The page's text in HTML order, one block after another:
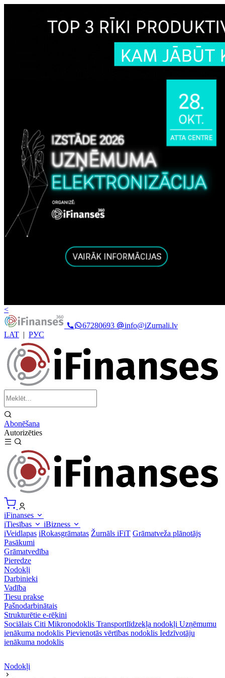
<
67280693
info@iZurnali.lv
LAT | РУС
Abonēšana
Autorizēties
iFinanses
iTiesības
iBizness
iVeidlapas iRokasgrāmatas Žurnāls iFiT Grāmatveža plānotājs
Pasākumi
Grāmatvedība
Pieredze
Nodokļi
Darbinieki
Vadība
Tiesu prakse
Pašnodarbinātais
Strukturētie e-rēķini
Sociālais Citi Mikronodoklis Transportlīdzekļa nodokļi Uzņēmumu
ienākuma nodoklis Pievienotās vērtības nodoklis Iedzīvotāju
ienākuma nodoklis
Nodokļi